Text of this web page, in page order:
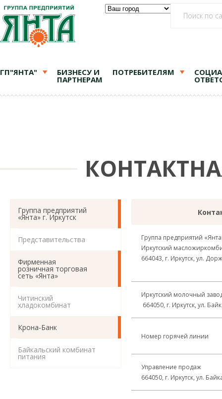
ГП"ЯНТА" БИЗНЕСУ И
ПАРТНЕРАМ
ПОТРЕБИТЕЛЯМ
Группа предприятий
«Янта» г. Иркутск
Представительства
Фирменная
розничная торговая
сеть «Янта»
Читинский
хладокомбинат
Крона-Банк
Байкальский комбинат
питания
Группа предприятий
Иркутский
664043, г. Иркутск, ул.
Иркутский молочный
664050, г. Иркутск, ул.
Номер горячей линии
Управление продаж
664050, г. Иркутск, ул.